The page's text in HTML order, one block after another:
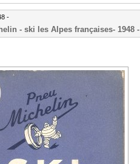
-
- ski les Alpes françaises- 1948 -